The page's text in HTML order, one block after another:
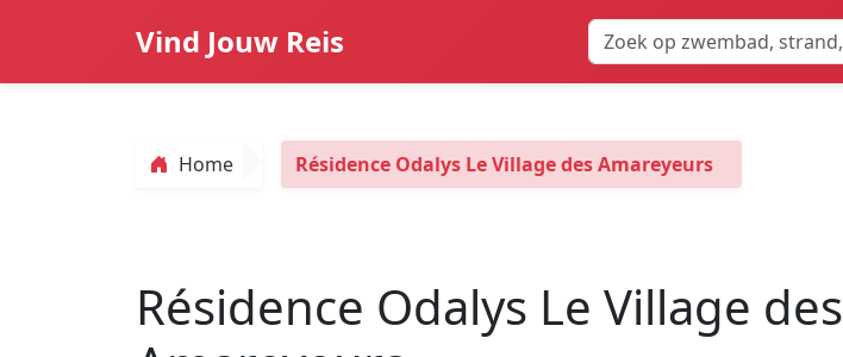
Vind Jouw Reis
Home Résidence Odalys Le Village des Amareyeurs
Résidence Odalys Le Village des